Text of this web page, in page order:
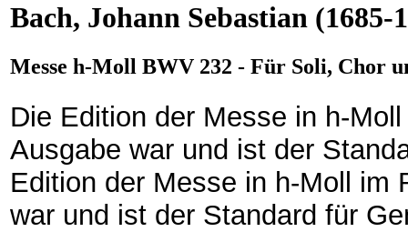
Bach, Johann Sebastian (1685-
Messe h-Moll BWV 232 - Für Soli, Chor
Die Edition der Messe in h-
Ausgabe war und ist der
Edition der Messe in h-Moll im
war und ist der Standard für